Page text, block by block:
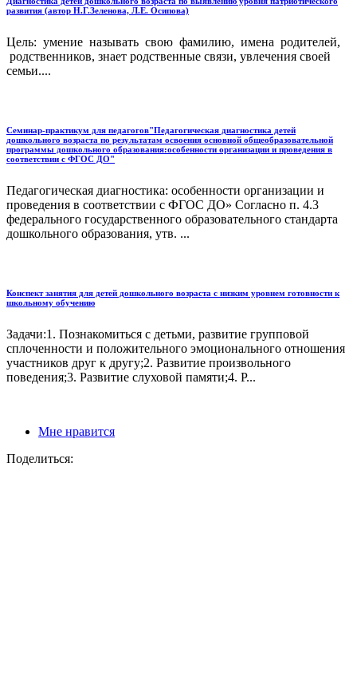
развития (автор Н.Г.Зеленова, Л.Е. Осипова)
Цель: умение называть свою фамилию, имена родителей,
родственников, знает родственные связи, увлечения своей
семьи....
Семинар-практикум для педагогов"Педагогическая диагностика детей
дошкольного возраста по результатам освоения основной общеобразовательной
программы дошкольного образования:особенности организации и проведения в
соответствии с ФГОС ДО"
Педагогическая диагностика: особенности организации и
проведения в соответствии с ФГОС ДО» Согласно п. 4.3
федерального государственного образовательного стандарта
дошкольного образования, утв. ...
Конспект занятия для детей дошкольного возраста с низким уровнем готовности к
школьному обучению
Задачи:1. Познакомиться с детьми, развитие групповой
сплоченности и положительного эмоционального отношения
участников друг к другу;2. Развитие произвольного
поведения;3. Развитие слуховой памяти;4. Р...
Мне нравится
Поделиться: